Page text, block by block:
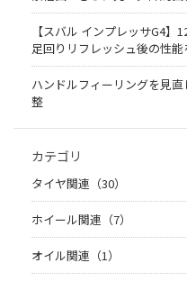
【スバル インプレッサG4】
足回りリフレッシュ後の性
ハンドルフィーリングを見
整
カテゴリ
タイヤ関連（30）
ホイール関連（7）
オイル関連（1）